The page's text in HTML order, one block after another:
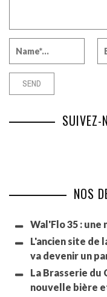
SUIVEZ-
NOS
Wal'Flo 35 : une
L'ancien site de
va devenir un
La Brasserie du
nouvelle bière